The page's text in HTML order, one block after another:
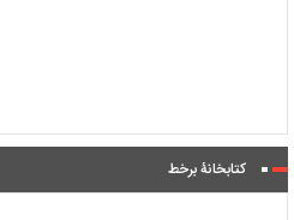
کتابخانۀ برخط